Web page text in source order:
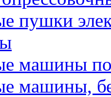
пушки
машины
машины,